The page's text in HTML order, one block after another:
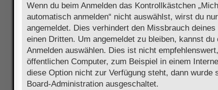
Wenn du beim Anmelden das Kontrollkästchen
automatisch anmelden“ nicht auswählst, wirst du
angemeldet. Dies verhindert den Missbrauch
einen Dritten. Um angemeldet zu bleiben, kannst
Anmelden auswählen. Dies ist nicht
öffentlichen Computer, zum Beispiel in einem
diese Option nicht zur Verfügung steht, dann wurde
Board-Administration ausgeschaltet.